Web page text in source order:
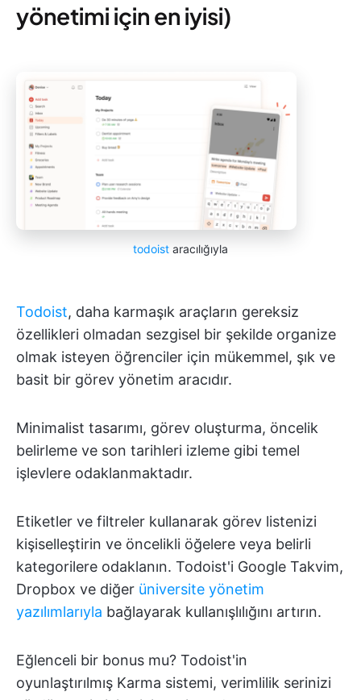
yönetimi için en iyisi)
todoist aracılığıyla
Todoist, daha karmaşık araçların gereksiz
özellikleri olmadan sezgisel bir şekilde organize
olmak isteyen öğrenciler için mükemmel, şık ve
basit bir görev yönetim aracıdır.
Minimalist tasarımı, görev oluşturma, öncelik
belirleme ve son tarihleri izleme gibi temel
işlevlere odaklanmaktadır.
Etiketler ve filtreler kullanarak görev listenizi
kişiselleştirin ve öncelikli öğelere veya belirli
kategorilere odaklanın. Todoist'i Google Takvim,
Dropbox ve diğer üniversite yönetim
yazılımlarıyla bağlayarak kullanışlılığını artırın.
Eğlenceli bir bonus mu? Todoist'in
oyunlaştırılmış Karma sistemi, verimlilik serinizi